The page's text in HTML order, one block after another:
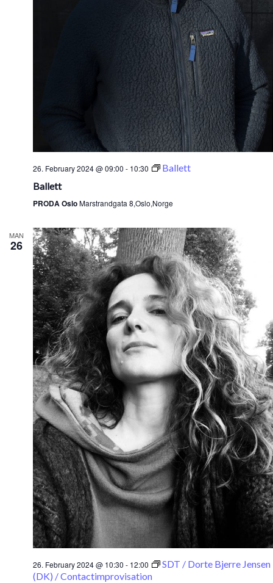
26. February 2024 @ 09:00 - 10:30
Ballett
Ballett
PRODA OsloMarstrandgata 8,Oslo,Norge
MAN
26
26. February 2024 @ 10:30 - 12:00
SDT / Dorte Bjerre Jensen
(DK) / Contactimprovisation